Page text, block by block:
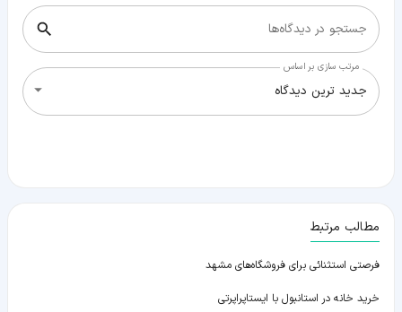
جستجو در دیدگاه‌ها
مرتب سازی بر اساس
جدید ترین دیدگاه
مطالب مرتبط
فرصتی استثنائی برای فروشگاه‌های مشهد
خرید خانه در استانبول با ایستاپراپرتی